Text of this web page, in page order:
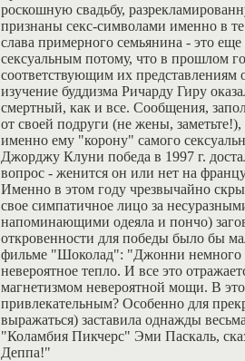
роскошную свадьбу,
признаны секс-символами именно в
слава примерного семьянина - это
сексуальным потому, что в прошлом
соответствующим их представлениям
изучение буддизма Ричарду Гиру
смертный, как и все. Сообщения,
от своей подруги (не жены,
именно ему "корону" самого
Джорджу Клуни победа в 1997 г.
вопрос - женится он или нет на
Именно в этом году чрезвычайно
свое симпатичное лицо за
напоминающими одеяла и пончо)
откровенности для победы было бы
фильме "Шоколад": "Джонни немного
невероятное тепло. И все это
магнетизмом невероятной мощи. В
привлекательным? Особенно для
выражаться) заставила однажды
"Коламбия Пикчерс" Эми Паскаль,
Деппа!"